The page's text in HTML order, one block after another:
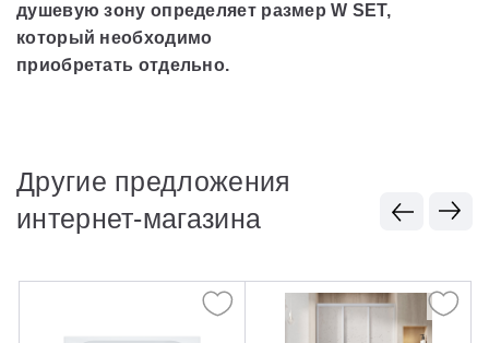
душевую зону определяет размер W SET,
который необходимо
приобретать отдельно.
Другие предложения
интернет-магазина